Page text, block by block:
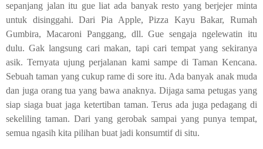
sepanjang jalan itu gue liat ada banyak resto yang berjejer minta
untuk disinggahi. Dari Pia Apple, Pizza Kayu Bakar, Rumah
Gumbira, Macaroni Panggang, dll. Gue sengaja ngelewatin itu
dulu. Gak langsung cari makan, tapi cari tempat yang sekiranya
asik. Ternyata ujung perjalanan kami sampe di Taman Kencana.
Sebuah taman yang cukup rame di sore itu. Ada banyak anak muda
dan juga orang tua yang bawa anaknya. Dijaga sama petugas yang
siap siaga buat jaga ketertiban taman. Terus ada juga pedagang di
sekeliling taman. Dari yang gerobak sampai yang punya tempat,
semua ngasih kita pilihan buat jadi konsumtif di situ.